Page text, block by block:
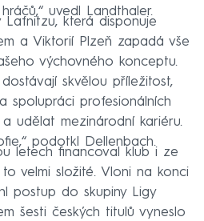
uvedl Landthaler.
Lafnitzu, která disponuje
a Viktorií Plzeň zapadá vše
výchovného konceptu.
skvělou příležitost,
spolupráci profesionálních
udělat mezinárodní kariéru.
podotkl Dellenbach.
letech financoval klub i ze
velmi složité. Vloni na konci
postup do skupiny Ligy
šesti českých titulů vyneslo